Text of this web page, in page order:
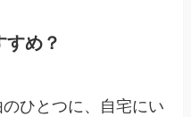
め？
ひとつに、自宅にい